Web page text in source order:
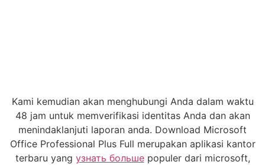
Kami kemudian akan menghubungi Anda dalam waktu
48 jam untuk memverifikasi identitas Anda dan akan
menindaklanjuti laporan anda. Download Microsoft
Office Professional Plus Full merupakan aplikasi kantor
terbaru yang узнать большеpopuler dari microsoft,